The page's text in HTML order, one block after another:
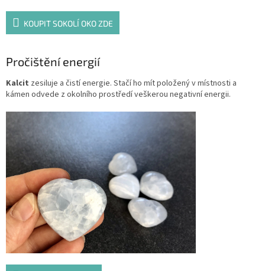
KOUPIT SOKOLÍ OKO ZDE
Pročištění energií
Kalcit zesiluje a čistí energie. Stačí ho mít položený v místnosti a
kámen odvede z okolního prostředí veškerou negativní energii.